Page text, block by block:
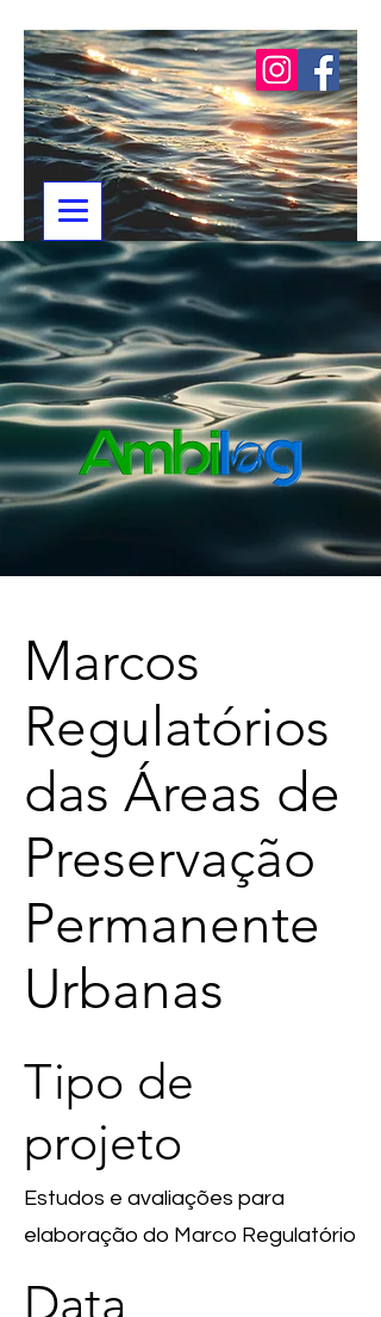
Marcos
Regulatórios
das Áreas de
Preservação
Permanente
Urbanas
Tipo de
projeto
Estudos e avaliações para
elaboração do Marco Regulatório
Data